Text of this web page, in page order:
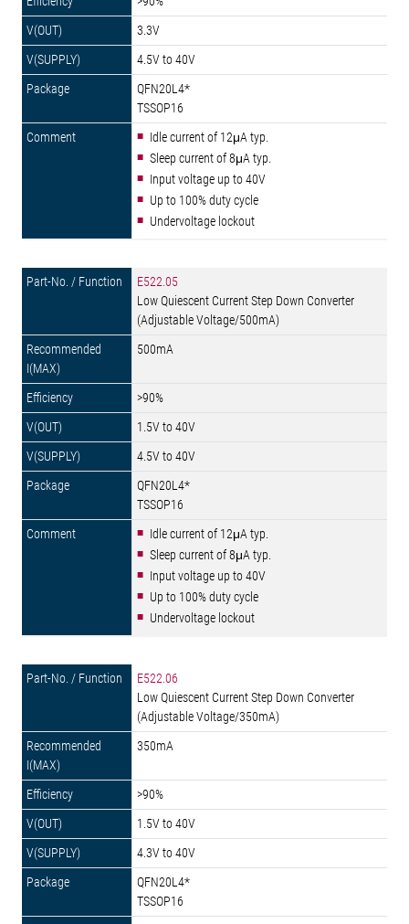
3.3V
4.5V to 40V
QFN20L4*
TSSOP16
Idle current of 12μA typ.
Sleep current of 8μA typ.
Input voltage up to 40V
Up to 100% duty cycle
Undervoltage lockout
E522.05
Low Quiescent Current Step Down Converter
(Adjustable Voltage/500mA)
500mA
>90%
1.5V to 40V
4.5V to 40V
QFN20L4*
TSSOP16
Idle current of 12μA typ.
Sleep current of 8μA typ.
Input voltage up to 40V
Up to 100% duty cycle
Undervoltage lockout
E522.06
Low Quiescent Current Step Down Converter
(Adjustable Voltage/350mA)
350mA
>90%
1.5V to 40V
4.3V to 40V
QFN20L4*
TSSOP16